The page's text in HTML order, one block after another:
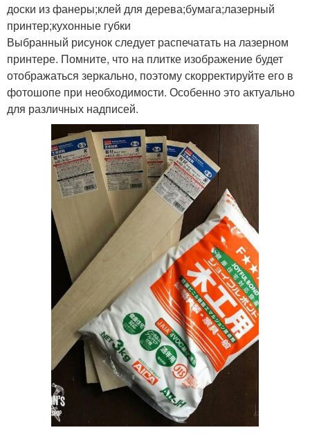
доски из фанеры;клей для дерева;бумага;лазерный
принтер;кухонные губки
Выбранный рисунок следует распечатать на лазерном
принтере. Помните, что на плитке изображение будет
отображаться зеркально, поэтому скорректируйте его в
фотошопе при необходимости. Особенно это актуально
для различных надписей.